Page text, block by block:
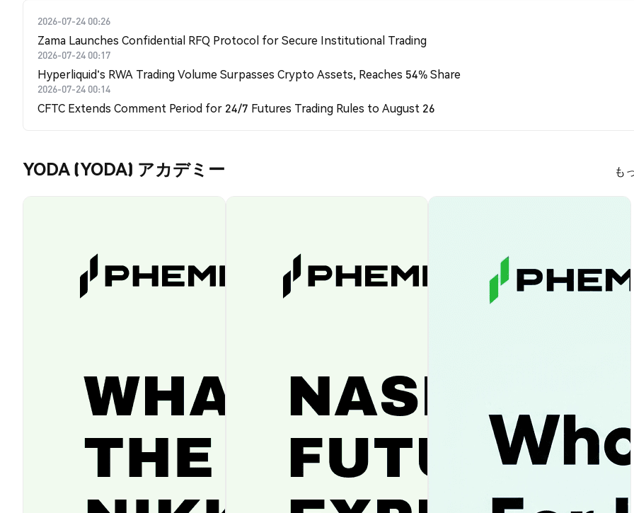
2026-07-24 00:26
Zama Launches Confidential RFQ Protocol for Secure Institutional Trading
2026-07-24 00:17
Hyperliquid's RWA Trading Volume Surpasses Crypto Assets, Reaches 54% Share
2026-07-24 00:14
CFTC Extends Comment Period for 24/7 Futures Trading Rules to August 26
YODA (YODA) アカデミー も